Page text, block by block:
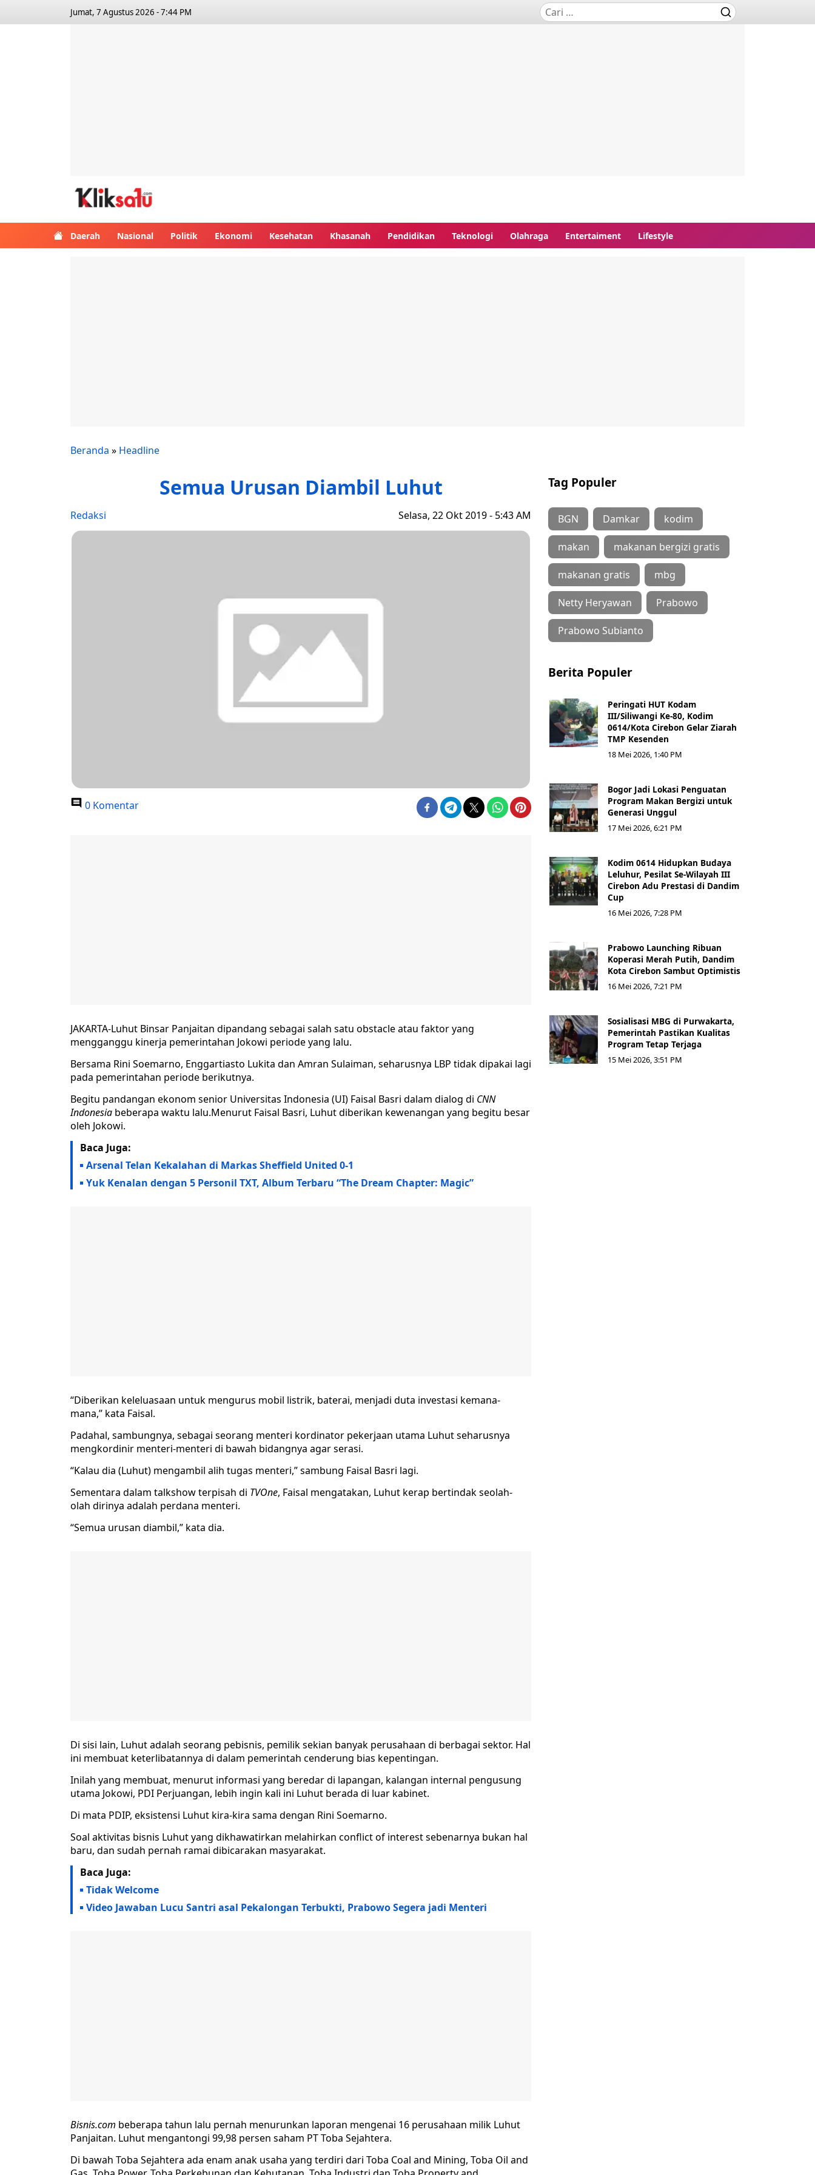
Jumat, 7 Agustus 2026 - 7:44 PM
Daerah Nasional Politik Ekonomi Kesehatan Khasanah Pendidikan Teknologi Olahraga Entertaiment Lifestyle
Beranda » Headline
Semua Urusan Diambil Luhut
Redaksi Selasa, 22 Okt 2019 - 5:43 AM
0 Komentar
JAKARTA-Luhut Binsar Panjaitan dipandang sebagai salah satu obstacle atau faktor yang
mengganggu kinerja pemerintahan Jokowi periode yang lalu.
Bersama Rini Soemarno, Enggartiasto Lukita dan Amran Sulaiman, seharusnya LBP tidak dipakai lagi
pada pemerintahan periode berikutnya.
Begitu pandangan ekonom senior Universitas Indonesia (UI) Faisal Basri dalam dialog di CNN
Indonesia beberapa waktu lalu.Menurut Faisal Basri, Luhut diberikan kewenangan yang begitu besar
oleh Jokowi.
Baca Juga:
Arsenal Telan Kekalahan di Markas Sheffield United 0-1
Yuk Kenalan dengan 5 Personil TXT, Album Terbaru “The Dream Chapter: Magic”
“Diberikan keleluasaan untuk mengurus mobil listrik, baterai, menjadi duta investasi kemana-
mana,” kata Faisal.
Padahal, sambungnya, sebagai seorang menteri kordinator pekerjaan utama Luhut seharusnya
mengkordinir menteri-menteri di bawah bidangnya agar serasi.
“Kalau dia (Luhut) mengambil alih tugas menteri,” sambung Faisal Basri lagi.
Sementara dalam talkshow terpisah di TVOne, Faisal mengatakan, Luhut kerap bertindak seolah-
olah dirinya adalah perdana menteri.
“Semua urusan diambil,” kata dia.
Di sisi lain, Luhut adalah seorang pebisnis, pemilik sekian banyak perusahaan di berbagai sektor. Hal
ini membuat keterlibatannya di dalam pemerintah cenderung bias kepentingan.
Inilah yang membuat, menurut informasi yang beredar di lapangan, kalangan internal pengusung
utama Jokowi, PDI Perjuangan, lebih ingin kali ini Luhut berada di luar kabinet.
Di mata PDIP, eksistensi Luhut kira-kira sama dengan Rini Soemarno.
Soal aktivitas bisnis Luhut yang dikhawatirkan melahirkan conflict of interest sebenarnya bukan hal
baru, dan sudah pernah ramai dibicarakan masyarakat.
Baca Juga:
Tidak Welcome
Video Jawaban Lucu Santri asal Pekalongan Terbukti, Prabowo Segera jadi Menteri
Bisnis.com beberapa tahun lalu pernah menurunkan laporan mengenai 16 perusahaan milik Luhut
Panjaitan. Luhut mengantongi 99,98 persen saham PT Toba Sejahtera.
Di bawah Toba Sejahtera ada enam anak usaha yang terdiri dari Toba Coal and Mining, Toba Oil and
Tag Populer
BGN Damkar kodim
makan makanan bergizi gratis
makanan gratis mbg
Netty Heryawan Prabowo
Prabowo Subianto
Berita Populer
Peringati HUT Kodam
III/Siliwangi Ke-80, Kodim
0614/Kota Cirebon Gelar Ziarah
TMP Kesenden
18 Mei 2026, 1:40 PM
Bogor Jadi Lokasi Penguatan
Program Makan Bergizi untuk
Generasi Unggul
17 Mei 2026, 6:21 PM
Kodim 0614 Hidupkan Budaya
Leluhur, Pesilat Se-Wilayah III
Cirebon Adu Prestasi di Dandim
Cup
16 Mei 2026, 7:28 PM
Prabowo Launching Ribuan
Koperasi Merah Putih, Dandim
Kota Cirebon Sambut Optimistis
16 Mei 2026, 7:21 PM
Sosialisasi MBG di Purwakarta,
Pemerintah Pastikan Kualitas
Program Tetap Terjaga
15 Mei 2026, 3:51 PM